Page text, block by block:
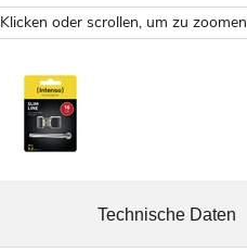
Klicken oder scrollen, um zu zoomen
Technische Daten